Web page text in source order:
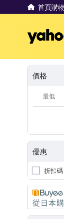
首頁購
價格
優惠
折扣碼